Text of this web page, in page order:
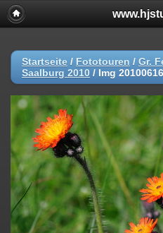
Startseite / Fototouren / Gr.
Saalburg 2010 / Img